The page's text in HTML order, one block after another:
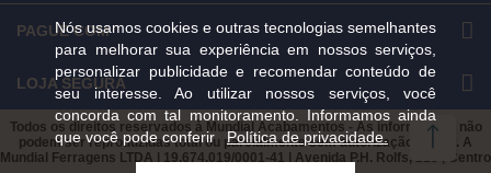
Frete e Entrega
Trocas e
Devoluções
Política de
Privacidade e
Segurança
PAGUE COM
LOJA SEGURA
Todos os direitos reservados à Mundial Acabamentos - As informações não
podem ser reproduzidas total ou parcialmente sem autorização prévia. A
Mundial Ferragens LTDA | 19.674.019/0001-41 | Avenida P.H. Rolfs, 215 , Centro
Nós usamos cookies e outras tecnologias semelhantes
para melhorar sua experiência em nossos serviços,
personalizar publicidade e recomendar conteúdo de
seu interesse. Ao utilizar nossos serviços, você
concorda com tal monitoramento. Informamos ainda
que você pode conferir Política de privacidade.